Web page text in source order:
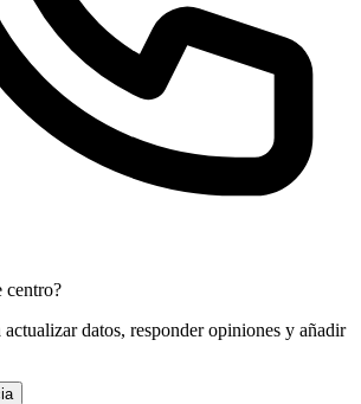
centro?
datos, responder opiniones y añadir